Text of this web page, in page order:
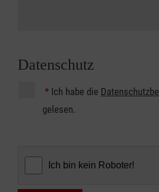
Datenschutz
* Ich habe die
gelesen.